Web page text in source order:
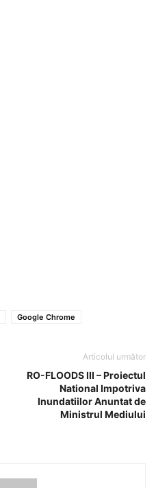
Google Chrome
Articolul următor
RO-FLOODS III – Proiectul
National Impotriva
Inundatiilor Anuntat de
Ministrul Mediului